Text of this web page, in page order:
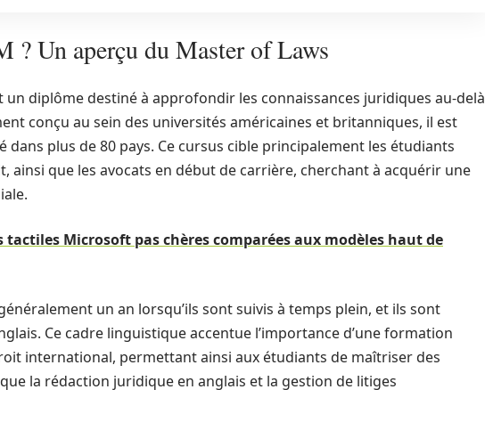
? Un aperçu du Master of Laws
un diplôme destiné à approfondir les connaissances juridiques au-delà
conçu au sein des universités américaines et britanniques, il est
plus de 80 pays. Ce cursus cible principalement les étudiants
ainsi que les avocats en début de carrière, cherchant à acquérir une
tactiles Microsoft pas chères comparées aux modèles haut de
un an lorsqu’ils sont suivis à temps plein, et ils sont
Ce cadre linguistique accentue l’importance d’une formation
international, permettant ainsi aux étudiants de maîtriser des
la rédaction juridique en anglais et la gestion de litiges